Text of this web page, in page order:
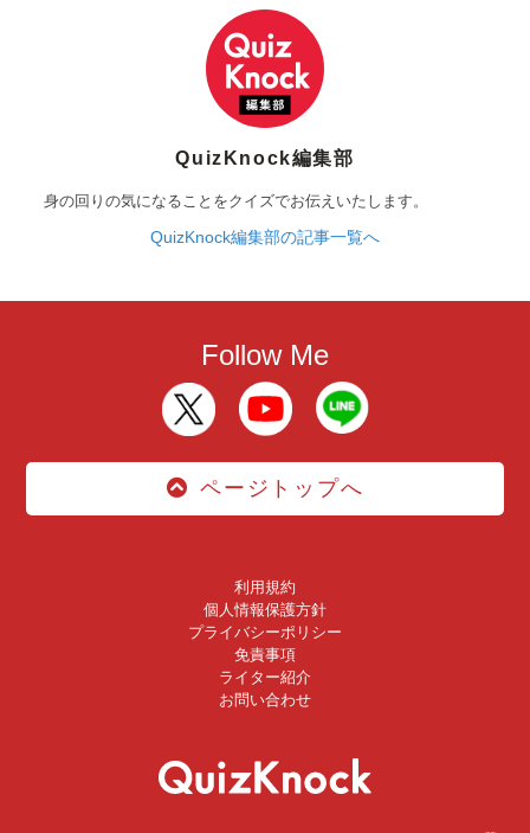
QuizKnock編集部
身の回りの気になることをクイズでお伝えいたします。
QuizKnock編集部の記事一覧へ
Follow Me
ページトップへ
利用規約
個人情報保護方針
プライバシーポリシー
免責事項
ライター紹介
お問い合わせ